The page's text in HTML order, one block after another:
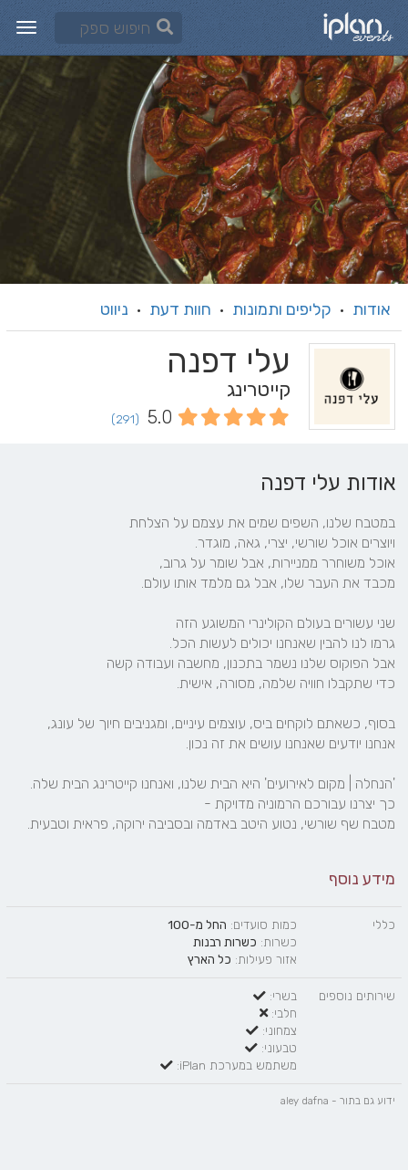
אודות · קליפים ותמונות · חוות דעת · ניווט
עלי דפנה
קייטרינג
5.0
(291)
אודות עלי דפנה
מטבח שף שורשי, נטוע היטב באדמה ובסביבה ירוקה, פראית וטבעית.
מידע נוסף
כללי כמות סועדים: החל מ-100
כשרות: כשרות רבנות
אזור פעילות: כל הארץ
שירותים נוספים
בשרי:
חלבי:
צמחוני:
טבעוני:
משתמש במערכת iPlan:
ידוע גם בתור - aley dafna